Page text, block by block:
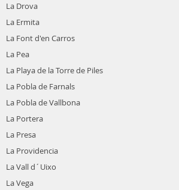
La Drova
La Ermita
La Font d'en Carros
La Pea
La Playa de la Torre de Piles
La Pobla de Farnals
La Pobla de Vallbona
La Portera
La Presa
La Providencia
La Vall d´Uixo
La Vega